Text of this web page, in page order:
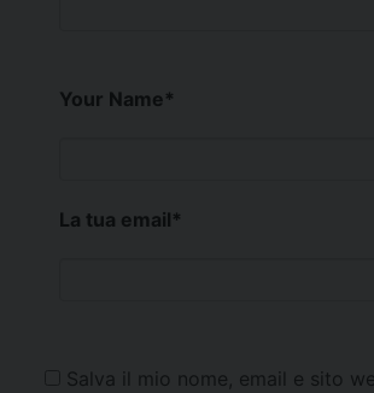
Your Name*
La tua email*
Salva il mio nome, email e sito